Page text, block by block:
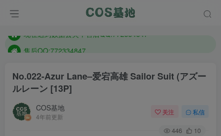
想看那个coser作品，请在搜索框搜索
No.022-Azur Lane–爱宕高雄 Sailor Suit (アズー
ルレーン [13P]
COS基地
4年前更新
关注 私信
446 10